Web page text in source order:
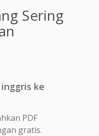
Sering
ke
PDF
gratis.